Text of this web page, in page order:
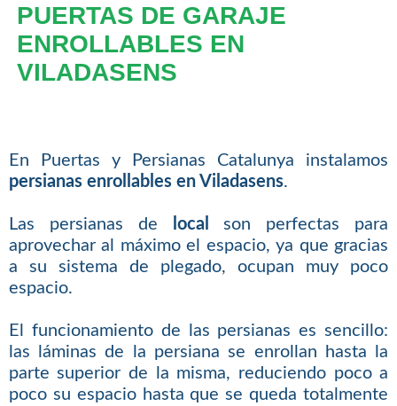
PUERTAS DE GARAJE
ENROLLABLES EN
VILADASENS
En Puertas y Persianas Catalunya instalamos
persianas enrollables en Viladasens.
Las persianas de local
son perfectas para
aprovechar al máximo el espacio, ya que gracias
a su sistema de plegado, ocupan muy poco
espacio.
El funcionamiento de las persianas es sencillo:
las láminas de la persiana se enrollan hasta la
parte superior de la misma, reduciendo poco a
poco su espacio hasta que se queda totalmente